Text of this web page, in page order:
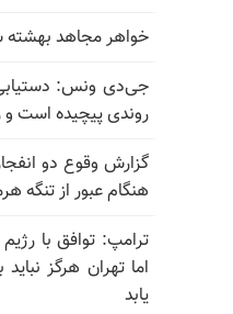
خواهر مجاهد بهشته
جی‌دی ونس: دستیابی
روندی پیچیده است و
گزارش وقوع دو
هنگام عبور از تنگه
ترامپ: توافق با
اما تهران هرگز
یابد